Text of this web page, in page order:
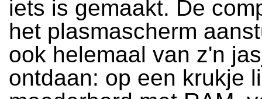
iets is gemaakt. De
het plasmascherm
ook helemaal van z'n
ontdaan: op een krukje